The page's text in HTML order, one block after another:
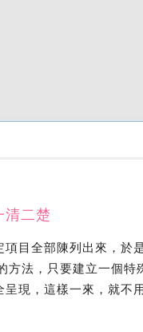
清二楚
目全部陳列出來，於
法，只要建立一個特
現，這樣一來，就不